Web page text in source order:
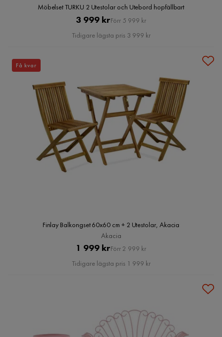
Möbelset TURKU 2 Utestolar och Utebord hopfällbart
Pris
3 999 krOriginal
Pris
Förr 5 999 kr
Tidigare lägsta pris 3 999 kr
Finlay Balkongset 60x60 cm + 2 Utestolar, Akacia
Akacia
Pris
1 999 krOriginal
Pris
Förr 2 999 kr
Tidigare lägsta pris 1 999 kr
Få kvar